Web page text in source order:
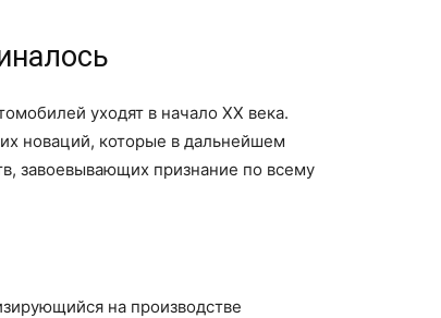
уходят в начало XX века.
новаций, которые в дальнейшем
завоевывающих признание по всему
на производстве